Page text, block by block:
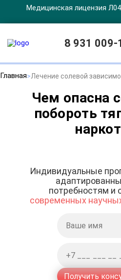
Медицинская лицензия
8 931 009-
Главная Лечение солевой
Чем опасна
побороть
Индивидуальные
потребностям и
современных
Получить